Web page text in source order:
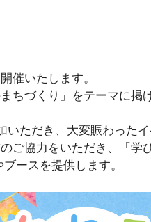
催いたします。
ちづくり」をテーマに掲
ただき、大変賑わったイ
ご協力をいただき、「学
ースを提供します。